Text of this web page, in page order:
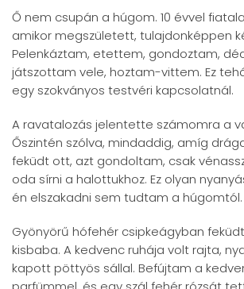
Ő nem csupán a húgom. 10 évvel
amikor megszületett, tulajdonképpen
Pelenkáztam, etettem, gondoztam,
játszottam vele, hoztam-vittem. Ez
egy szokványos testvéri kapcsolatnál.
A ravatalozás jelentette számomra a
Őszintén szólva, mindaddig, amíg
feküdt ott, azt gondoltam, csak
oda sírni a halottukhoz. Ez olyan
én elszakadni sem tudtam a húgomtól.
Gyönyörű hófehér csipkeágyban
kisbaba. A kedvenc ruhája volt rajta,
kapott pöttyös sállal. Befújtam a